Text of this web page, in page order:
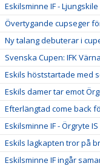
Eskilsminne IF - Ljungskile
Övertygande cupseger
Ny talang debuterar i
Svenska Cupen: IFK
Eskils höststartade med
Eskils damer tar emot
Efterlängtad come back
Eskilsminne IF - Örgryte IS
Eskils lagkapten tror på
Eskilsminne IF ingår